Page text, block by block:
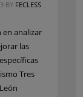
BY FECLESS
en analizar
las
Tres